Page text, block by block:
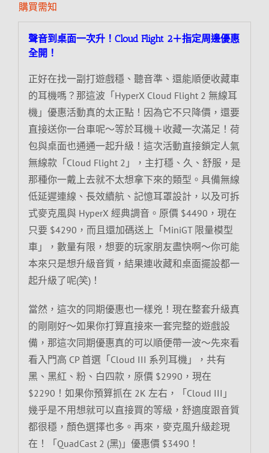
購買需知
聲音到桌面一次升！Cloud Flight 2＋指定周邊優惠
全開！
正好在找一副打遊戲穩、聽音準、還能順便收藏車
的耳機嗎？那這波「HyperX Cloud Flight 2 無線耳
機」優惠活動真的太正點！因為它不只降價，還要
直接送你一台車呢～等於耳機＋收藏一次滿足！荷
包與桌面也通通一起升級！這次活動直接鎖定人氣
無線款「Cloud Flight 2」，主打穩、久、舒服，是
那種你一戴上去就不太想拿下來的類型。具備無線
低延遲連線、長效續航、記憶耳罩設計，以及可拆
式麥克風與 HyperX 經典調音。原價 $4490，現在
只要 $4290，而且還加碼送上「MiniGT 限量模型
車」，數量有限，想要的玩家朋友盡快啊～你可能
本來只是想升級音質，結果連收藏和桌面擺設都一
起升級了呢(笑)！
當然，這次的同期優惠也一樣兇！現在整套升級真
的剛剛好～如果你打算直接來一套完整的遊戲設
備，那這次同期優惠真的可以順便帶一波～先來看
看入門高 CP 首選「Cloud III 系列耳機」，共有
黑、黑紅、粉、白四款，原價 $2990，現在
$2290！如果你預算抓在 2K 左右，「Cloud III」
幾乎是不用想就可以直接買的等級，舒適度跟音質
都很穩，顏色選擇也多。再來，麥克風升級趁現
在！「QuadCast 2 (黑)」優惠價 $3490！